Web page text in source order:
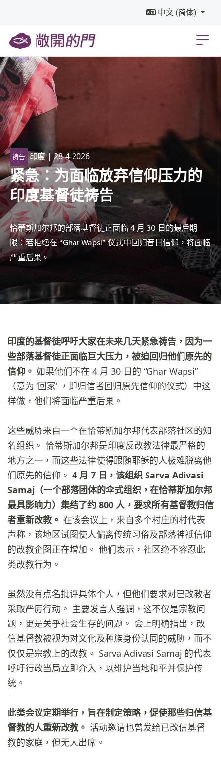
中文 (简体)
祷告 印度| 28-4-2026
紧急：为面临放弃信仰压力的
印度基督徒祷告
恰蒂斯加尔邦的部落基督徒正面临 4 月 30 日的最后期
限：若拒绝在 “Ghar Wapsi” 仪式中回归昔日信仰，将面临
严重后果。
印度的基督徒呼吁大家在未来几天紧急祷告，因为一
些部落基督徒正面临巨大压力，被迫回归他们原先的
信仰。 如果他们不在 4 月 30 日的 “Ghar Wapsi”
（意为 ‘回家’ ，即归信者回归原先信仰的仪式）中这
样做，他们将面临严重后果。
这些威胁来自一个在恰蒂斯加尔邦代表部落社区的知
名组织。 恰蒂斯加尔邦是印度反改教法律最严格的
地方之一，而这些法律使得跟随耶稣的人极难脱离他
们原先的信仰。 4 月 7 日，该组织 Sarva Adivasi
Samaj（一个部落团体的伞式组织，在恰蒂斯加尔邦
最具影响力）集结了约 800 人，要求所有基督教归信
者重新改教。 在该会议上，来自多个村庄的村代表
声称，该地区试图使人偏离传统习俗及部落神祇信仰
的改教企图正在增加。 他们表示，社区绝不容忍此
类改教行为。
虽然没有点名批评具体个人，但他们要求对已改教者
采取严厉行动。 主要发言人强调，这不仅是宗教问
题，更是关乎社会生存的问题。 会上明确指出，改
信基督教被视为对文化及种族身份认同的威胁，而不
仅仅是宗教上的改教。 Sarva Adivasi Samaj 的代表
呼吁行政当局立即介入，以维护当地和平并保护传
统。
此类会议定期举行，旨在制定策略，促使那些归信基
督教的人重新改教。 活动邀请也曾发给已改信基督
教的家庭，但无人出席。